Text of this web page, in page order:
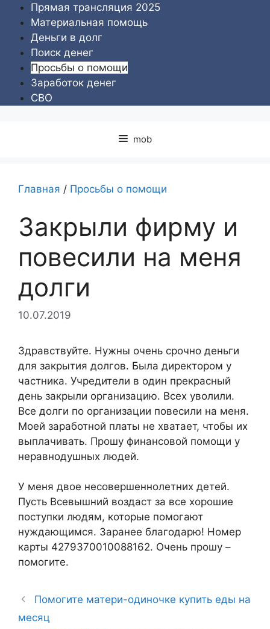
Перейти
содержимому
Прямая трансляция 2025
Материальная помощь
Деньги в долг
Поиск денег
Просьбы о помощи
Заработок денег
СВО
mob
Главная / Просьбы о помощи
Закрыли фирму и
повесили на меня
долги
10.07.2019
Здравствуйте. Нужны очень срочно деньги
для закрытия долгов. Была директором у
частника. Учредители в один прекрасный
день закрыли организацию. Всех уволили.
Все долги по организации повесили на меня.
Моей заработной платы не хватает, чтобы их
выплачивать. Прошу финансовой помощи у
неравнодушных людей.
У меня двое несовершеннолетних детей.
Пусть Всевышний воздаст за все хорошие
поступки людям, которые помогают
нуждающимся. Заранее благодарю! Номер
карты 4279370010088162. Очень прошу –
помогите.
Помогите матери-одиночке купить еды на
месяц